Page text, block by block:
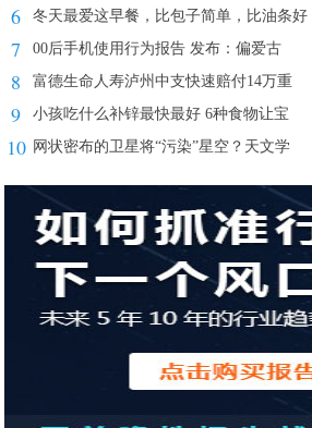
6 冬天最爱这早餐，比包子简单，比油条好
7 00后手机使用行为报告 发布：偏爱古
8 富德生命人寿泸州中支快速赔付14万重
9 小孩吃什么补锌最快最好 6种食物让宝
10 网状密布的卫星将“污染”星空？天文学